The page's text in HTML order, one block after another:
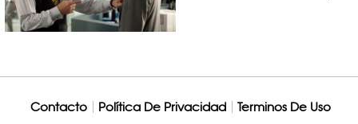
Contacto Política De Privacidad Terminos De Uso